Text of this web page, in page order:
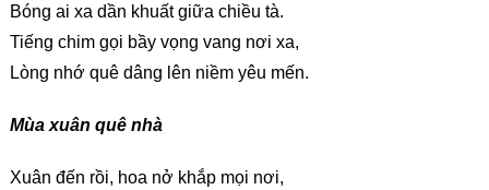
Bóng ai xa dần khuất giữa chiều tà.
Tiếng chim gọi bầy vọng vang nơi xa,
Lòng nhớ quê dâng lên niềm yêu mến.
Mùa xuân quê nhà
Xuân đến rồi, hoa nở khắp mọi nơi,